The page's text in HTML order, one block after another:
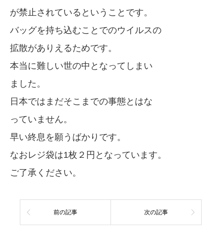
が禁止されているということです。
バッグを持ち込むことでのウイルスの
拡散がありえるためです。
本当に難しい世の中となってしまい
ました。
日本ではまだそこまでの事態とはな
っていません。
早い終息を願うばかりです。
なおレジ袋は1枚２円となっています。
ご了承ください。
前の記事 次の記事